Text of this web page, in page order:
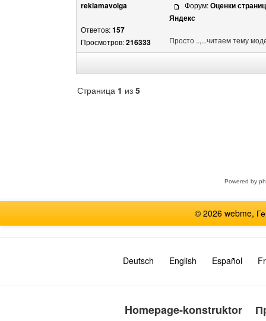
reklamavolga
Ответов:157
Просмотров:216333
Форум:Оценки
Яндекс
Просто ..,...читаем тему
Страница 1 из 5
Powered by
© 2026 webme,
Deutsch English Español
Homepage-konstruktor